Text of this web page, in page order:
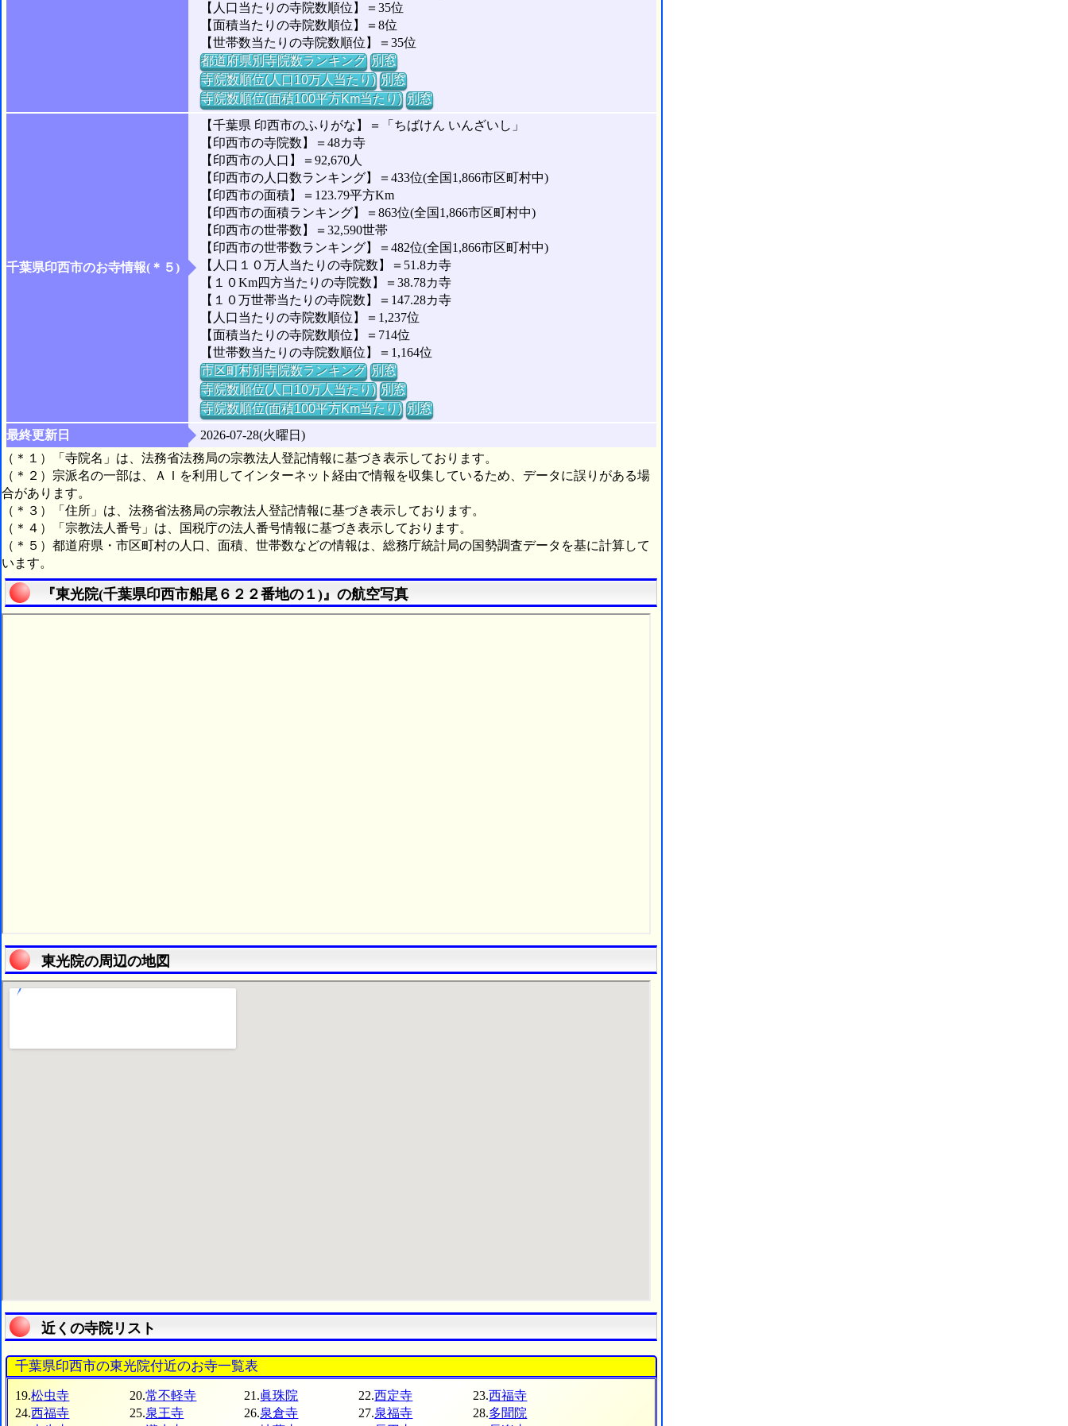
【人口当たりの寺院数順位】＝35位
【面積当たりの寺院数順位】＝8位
【世帯数当たりの寺院数順位】＝35位
都道府県別寺院数ランキング 別窓
寺院数順位(人口10万人当たり) 別窓
寺院数順位(面積100平方Km当たり) 別窓
千葉県印西市のお寺情報(＊５)
【千葉県 印西市のふりがな】＝「ちばけん いんざいし」
【印西市の寺院数】＝48カ寺
【印西市の人口】＝92,670人
【印西市の人口数ランキング】＝433位(全国1,866市区町村中)
【印西市の面積】＝123.79平方Km
【印西市の面積ランキング】＝863位(全国1,866市区町村中)
【印西市の世帯数】＝32,590世帯
【印西市の世帯数ランキング】＝482位(全国1,866市区町村中)
【人口１０万人当たりの寺院数】＝51.8カ寺
【１０Km四方当たりの寺院数】＝38.78カ寺
【１０万世帯当たりの寺院数】＝147.28カ寺
【人口当たりの寺院数順位】＝1,237位
【面積当たりの寺院数順位】＝714位
【世帯数当たりの寺院数順位】＝1,164位
市区町村別寺院数ランキング 別窓
寺院数順位(人口10万人当たり) 別窓
寺院数順位(面積100平方Km当たり) 別窓
最終更新日
2026-07-28(火曜日)
（＊１）「寺院名」は、法務省法務局の宗教法人登記情報に基づき表示しております。
（＊２）宗派名の一部は、ＡＩを利用してインターネット経由で情報を収集しているため、データに誤りがある場
合があります。
（＊３）「住所」は、法務省法務局の宗教法人登記情報に基づき表示しております。
（＊４）「宗教法人番号」は、国税庁の法人番号情報に基づき表示しております。
（＊５）都道府県・市区町村の人口、面積、世帯数などの情報は、総務庁統計局の国勢調査データを基に計算して
います。
『東光院(千葉県印西市船尾６２２番地の１)』の航空写真
東光院の周辺の地図
近くの寺院リスト
千葉県印西市の東光院付近のお寺一覧表
19.松虫寺 20.常不軽寺 21.眞珠院 22.西定寺 23.西福寺
24.西福寺 25.泉王寺 26.泉倉寺 27.泉福寺 28.多聞院